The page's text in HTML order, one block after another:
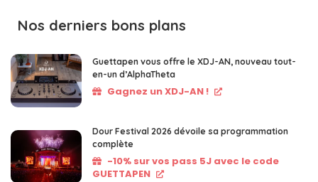
Nos derniers bons plans
Guettapen vous offre le XDJ-AN, nouveau tout-
en-un d’AlphaTheta
Gagnez un XDJ-AN !
Dour Festival 2026 dévoile sa programmation
complète
-10% sur vos pass 5J avec le code
GUETTAPEN